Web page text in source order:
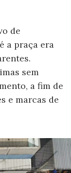
de
a praça era
sem
a fim de
e marcas de